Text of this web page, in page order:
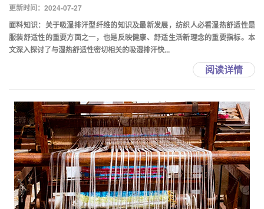
更新时间：2024-07-27
面料知识：关于吸湿排汗型纤维的知识及最新发展，纺织人必看湿热舒适性是
服装舒适性的重要方面之一，也是反映健康、舒适生活新理念的重要指标。本
文深入探讨了与湿热舒适性密切相关的吸湿排汗快...
阅读详情